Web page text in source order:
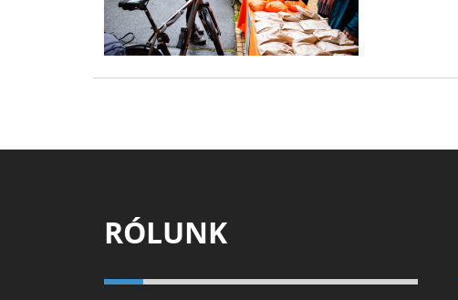
RÓLUNK